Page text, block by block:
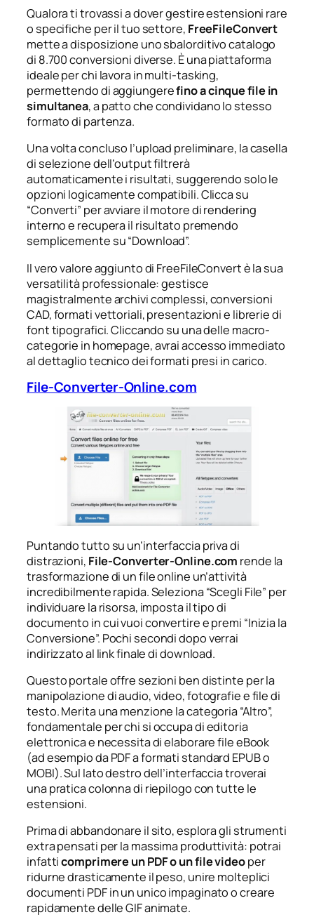
Qualora ti trovassi a dover gestire estensioni rare
o specifiche per il tuo settore, FreeFileConvert
mette a disposizione uno sbalorditivo catalogo
di 8.700 conversioni diverse. È una piattaforma
ideale per chi lavora in multi-tasking,
permettendo di aggiungerefino a cinque file in
simultanea, a patto che condividano lo stesso
formato di partenza.
Una volta concluso l’upload preliminare, la casella
di selezione dell’output filtrerà
automaticamente i risultati, suggerendo solo le
opzioni logicamente compatibili. Clicca su
“Converti” per avviare il motore di rendering
interno e recupera il risultato premendo
semplicemente su “Download”.
Il vero valore aggiunto di FreeFileConvert è la sua
versatilità professionale: gestisce
magistralmente archivi complessi, conversioni
CAD, formati vettoriali, presentazioni e librerie di
font tipografici. Cliccando su una delle macro-
categorie in homepage, avrai accesso immediato
al dettaglio tecnico dei formati presi in carico.
File-Converter-Online.com
Puntando tutto su un’interfaccia priva di
distrazioni, File-Converter-Online.com rende la
trasformazione di un file online un’attività
incredibilmente rapida. Seleziona “Scegli File” per
individuare la risorsa, imposta il tipo di
documento in cui vuoi convertire e premi “Inizia la
Conversione”. Pochi secondi dopo verrai
indirizzato al link finale di download.
Questo portale offre sezioni ben distinte per la
manipolazione di audio, video, fotografie e file di
testo. Merita una menzione la categoria “Altro”,
fondamentale per chi si occupa di editoria
elettronica e necessita di elaborare file eBook
(ad esempio da PDF a formati standard EPUB o
MOBI). Sul lato destro dell’interfaccia troverai
una pratica colonna di riepilogo con tutte le
estensioni.
Prima di abbandonare il sito, esplora gli strumenti
extra pensati per la massima produttività: potrai
infatticomprimere un PDF o un file videoper
ridurne drasticamente il peso, unire molteplici
documenti PDF in un unico impaginato o creare
rapidamente delle GIF animate.